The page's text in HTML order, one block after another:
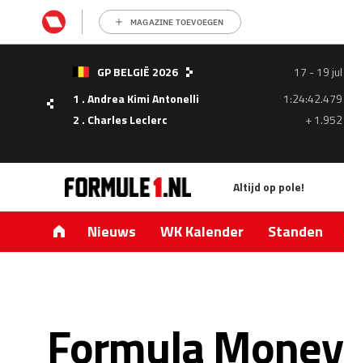
MAGAZINE TOEVOEGEN
GP BELGIË 2026
17 - 19 jul
1 . Andrea Kimi Antonelli
1:24:42.479
2 . Charles Leclerc
+ 1.952
Altijd op pole!
Nieuws WK Kalender Standen
Formula Money